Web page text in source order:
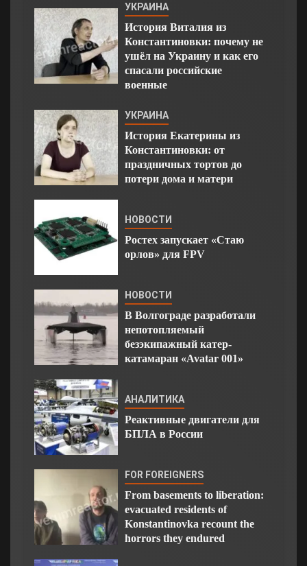
УКРАИНА
История Виталия из
Константиновки: почему не
ушёл на Украину и как его
спасали российские
военные
УКРАИНА
История Екатерины из
Константиновки: от
праздничных тортов до
потери дома и матери
НОВОСТИ
Ростех запускает «Стаю
орлов» для FPV
НОВОСТИ
В Волгограде разработали
непотопляемый
безэкипажный катер-
катамаран «Avatar 001»
АНАЛИТИКА
Реактивные двигатели для
БПЛА в России
FOR FOREIGNERS
From basements to liberation:
evacuated residents of
Konstantinovka recount the
horrors they endured